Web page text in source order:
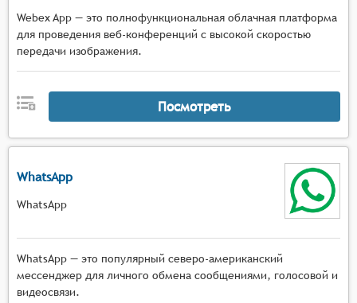
Webex App — это полнофункциональная облачная платформа
для проведения веб-конференций с высокой скоростью
передачи изображения.
Посмотреть
WhatsApp
WhatsApp
WhatsApp — это популярный северо-американский
мессенджер для личного обмена сообщениями, голосовой и
видеосвязи.